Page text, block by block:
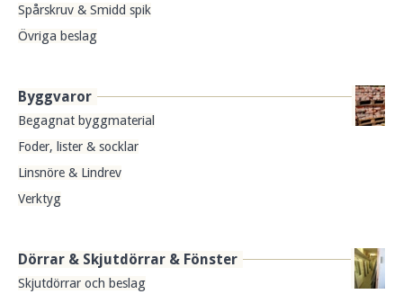
Spårskruv & Smidd spik
Övriga beslag
Byggvaror
Begagnat byggmaterial
Foder, lister & socklar
Linsnöre & Lindrev
Verktyg
Dörrar & Skjutdörrar & Fönster
Skjutdörrar och beslag